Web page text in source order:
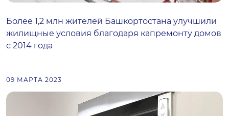
Более 1,2 млн жителей Башкортостана улучшили
жилищные условия благодаря капремонту домов
с 2014 года
09 МАРТА 2023